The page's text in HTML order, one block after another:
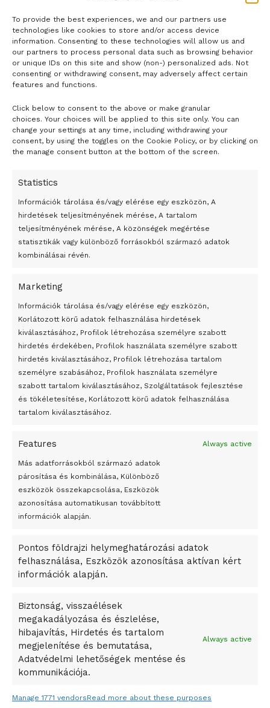
To provide the best experiences, we and our partners use
technologies like cookies to store and/or access device
information. Consenting to these technologies will allow us and
our partners to process personal data such as browsing behavior
or unique IDs on this site and show (non-) personalized ads. Not
consenting or withdrawing consent, may adversely affect certain
features and functions.
Click below to consent to the above or make granular
choices. Your choices will be applied to this site only. You can
change your settings at any time, including withdrawing your
consent, by using the toggles on the Cookie Policy, or by clicking on
the manage consent button at the bottom of the screen.
Statistics
Információk tárolása és/vagy elérése egy eszközön, A
hirdetések teljesítményének mérése, A tartalom
teljesítményének mérése, A közönségek megértése
statisztikák vagy különböző forrásokból származó adatok
kombinálásai révén.
Marketing
Információk tárolása és/vagy elérése egy eszközön,
Korlátozott körű adatok felhasználása hirdetések
kiválasztásához, Profilok létrehozása személyre szabott
hirdetés érdekében, Profilok használata személyre szabott
hirdetés kiválasztásához, Profilok létrehozása tartalom
személyre szabásához, Profilok használata személyre
szabott tartalom kiválasztásához, Szolgáltatások fejlesztése
és tökéletesítése, Korlátozott körű adatok felhasználása
tartalom kiválasztásához.
Features Always active
Más adatforrásokból származó adatok
párosítása és kombinálása, Különböző
eszközök összekapcsolása, Eszközök
azonosítása automatikusan továbbított
információk alapján.
Pontos földrajzi helymeghatározási adatok
felhasználása, Eszközök azonosítása aktívan kért
információk alapján.
Biztonság, visszaélések
megakadályozása és észlelése,
hibajavítás, Hirdetés és tartalom
megjelenítése és bemutatása,
Adatvédelmi lehetőségek mentése és
kommunikációja.
Always active
Manage 1771 vendorsRead more about these purposes
- H I R D E T É S -
Átmenetileg szünetelnek az összecsapások Bahmutnál
Egy vagyonért adták el Banksy művét miután elégették.
Az 1950-ben elhunyt alkotók művei szabadon
felhasználhatóvá válnak
Peking – A visegrádi országok zsidó kulturális örökségét
bemutató fotókiállítás nyílt
Megveszi az osztrák Wienerberger az amerikai Meridian
Bricket
A Startup Campus egyetemi programjainak legjobbjai az
A Ringo Starr új albummal jelentkezik
A Vajdasági Magyar Szövetség államtitkárait kinevezték
Dzsingisz kán hódító hadjárata okozta
Kuramagomedov ötödik, Muszukajev elődöntős – Birkózó
világkupa